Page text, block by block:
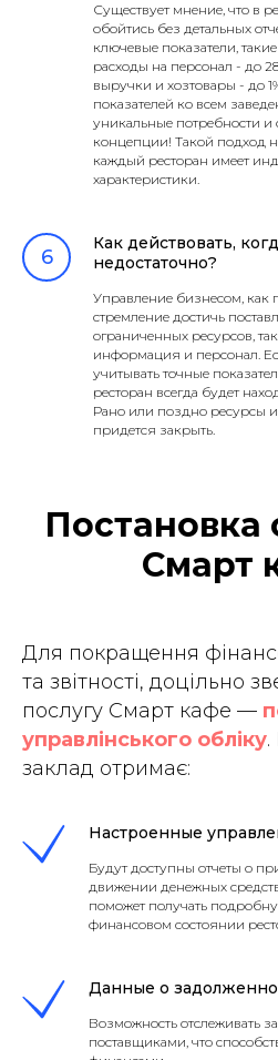
Существует мнение, что в
обойтись без детальных
ключевые показатели,
расходы на персонал - до
выручки и хозтовары - до
показателей ко всем
уникальные потребности и
концепции! Такой подход
каждый ресторан имеет
характеристики.
Как действовать,
недостаточно?
Управление бизнесом, как
стремление достичь
ограниченных ресурсов,
информация и персонал.
учитывать точные
ресторан всегда будет
Рано или поздно ресурсы
придется закрыть.
Постановка
Смарт
Для покращення
та звітності, доцільно
послугу Смарт кафе —
управлінського обліку.
заклад отримає:
Настроенные
Будут доступны отчеты о
движении денежных
поможет получать
финансовом состоянии
Данные о
Возможность отслеживать
поставщиками, что